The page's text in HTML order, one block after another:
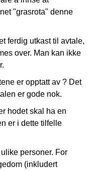
"grasrota" denne
ferdig utkast til avtale,
over. Man kan ikke
er opptatt av ? Det
er gode nok.
hodet skal ha en
er i dette tilfelle
personer. For
(inkludert